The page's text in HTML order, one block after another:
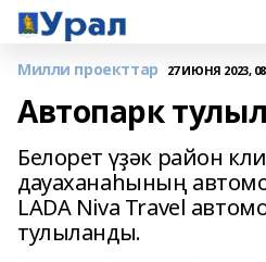
Милли проекттар 27 ИЮНЯ 2023,
Автопарк
Белорет үҙәк район
дауаханаһының
LADA Niva Travel
тулыланды.